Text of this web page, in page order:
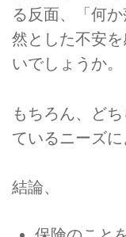
る反面、「何
然とした不安
いでしょうか。
もちろん、ど
ているニーズに
結論、